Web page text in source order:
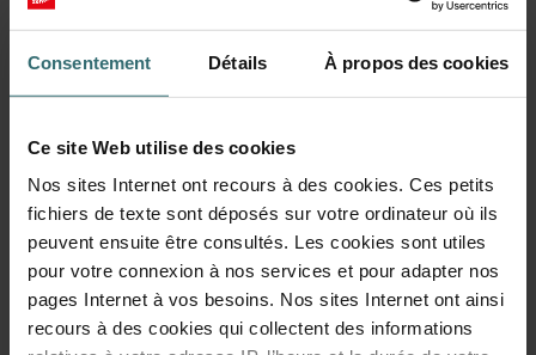
Consentement Détails À propos des cookies
Ce site Web utilise des cookies
Nos sites Internet ont recours à des cookies. Ces petits
fichiers de texte sont déposés sur votre ordinateur où ils
peuvent ensuite être consultés. Les cookies sont utiles
pour votre connexion à nos services et pour adapter nos
pages Internet à vos besoins. Nos sites Internet ont ainsi
recours à des cookies qui collectent des informations